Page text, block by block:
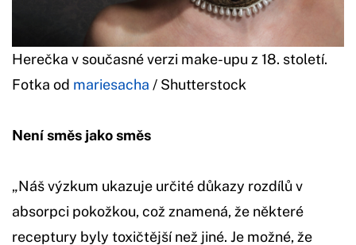
Herečka v současné verzi make-upu z 18. století.
Fotka od mariesacha / Shutterstock
Není směs jako směs
„Náš výzkum ukazuje určité důkazy rozdílů v
absorpci pokožkou, což znamená, že některé
receptury byly toxičtější než jiné. Je možné, že